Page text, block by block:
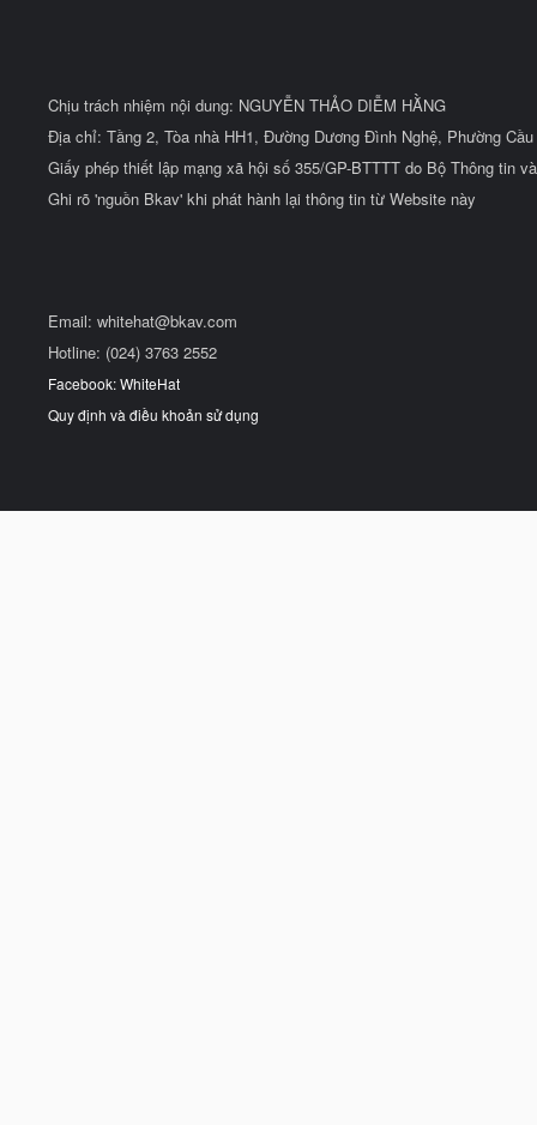
Chịu trách nhiệm nội dung: NGUYỄN THẢO DIỄM HẰNG
Địa chỉ: Tầng 2, Tòa nhà HH1, Đường Dương Đình Nghệ, Phường
Giấy phép thiết lập mạng xã hội số 355/GP-BTTTT do Bộ Thông tin
Ghi rõ 'nguồn Bkav' khi phát hành lại thông tin từ Website này
Email: whitehat@bkav.com
Hotline: (024) 3763 2552
Facebook: WhiteHat
Quy định và điều khoản sử dụng